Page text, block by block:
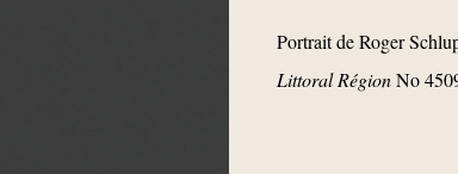
Portrait de Roger
Littoral RégionNo